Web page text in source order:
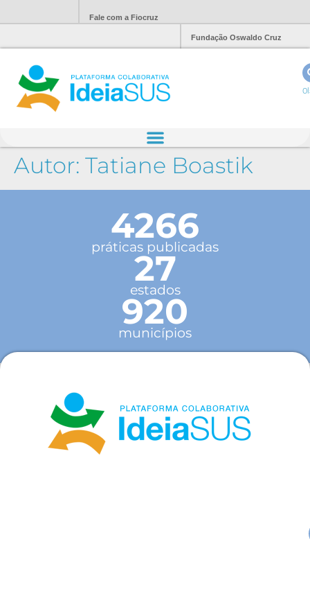
Fale com a Fiocruz
Fundação Oswaldo Cruz
Autor: Tatiane Boastik
4266
práticas publicadas
27
estados
920
municípios